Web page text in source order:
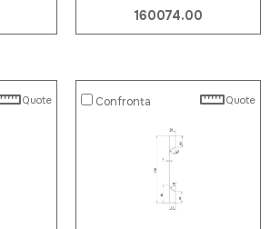
160074.00
Quote Confronta Quote